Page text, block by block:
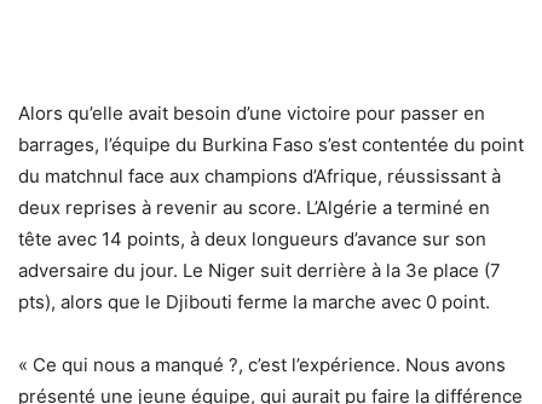
Alors qu’elle avait besoin d’une victoire pour passer en
barrages, l’équipe du Burkina Faso s’est contentée du point
du matchnul face aux champions d’Afrique, réussissant à
deux reprises à revenir au score. L’Algérie a terminé en
tête avec 14 points, à deux longueurs d’avance sur son
adversaire du jour. Le Niger suit derrière à la 3e place (7
pts), alors que le Djibouti ferme la marche avec 0 point.
« Ce qui nous a manqué ?, c’est l’expérience. Nous avons
présenté une jeune équipe, qui aurait pu faire la différence